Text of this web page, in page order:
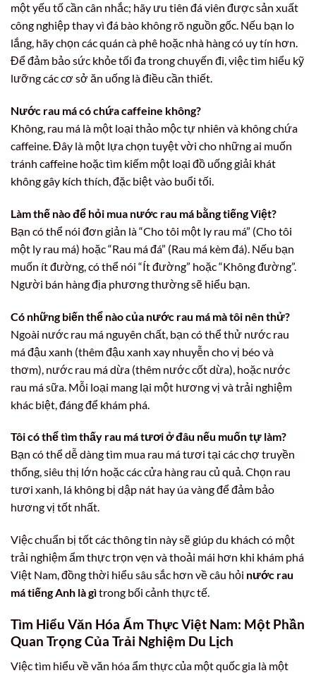
một yếu tố cần cân nhắc; hãy ưu tiên đá viên được sản xuất
công nghiệp thay vì đá bào không rõ nguồn gốc. Nếu bạn lo
lắng, hãy chọn các quán cà phê hoặc nhà hàng có uy tín hơn.
Để đảm bảo sức khỏe tối đa trong chuyến đi, việc tìm hiểu kỹ
lưỡng các cơ sở ăn uống là điều cần thiết.
Nước rau má có chứa caffeine không?
Không, rau má là một loại thảo mộc tự nhiên và không chứa
caffeine. Đây là một lựa chọn tuyệt vời cho những ai muốn
tránh caffeine hoặc tìm kiếm một loại đồ uống giải khát
không gây kích thích, đặc biệt vào buổi tối.
Làm thế nào để hỏi mua nước rau má bằng tiếng Việt?
Bạn có thể nói đơn giản là “Cho tôi một ly rau má” (Cho tôi
một ly rau má) hoặc “Rau má đá” (Rau má kèm đá). Nếu bạn
muốn ít đường, có thể nói “Ít đường” hoặc “Không đường”.
Người bán hàng địa phương thường sẽ hiểu bạn.
Có những biến thể nào của nước rau má mà tôi nên thử?
Ngoài nước rau má nguyên chất, bạn có thể thử nước rau
má đậu xanh (thêm đậu xanh xay nhuyễn cho vị béo và
thơm), nước rau má dừa (thêm nước cốt dừa), hoặc nước
rau má sữa. Mỗi loại mang lại một hương vị và trải nghiệm
khác biệt, đáng để khám phá.
Tôi có thể tìm thấy rau má tươi ở đâu nếu muốn tự làm?
Bạn có thể dễ dàng tìm mua rau má tươi tại các chợ truyền
thống, siêu thị lớn hoặc các cửa hàng rau củ quả. Chọn rau
tươi xanh, lá không bị dập nát hay úa vàng để đảm bảo
hương vị tốt nhất.
Việc chuẩn bị tốt các thông tin này sẽ giúp du khách có một
trải nghiệm ẩm thực trọn vẹn và thoải mái hơn khi khám phá
Việt Nam, đồng thời hiểu sâu sắc hơn về câu hỏi nước rau
má tiếng Anh là gìtrong bối cảnh thực tế.
Tìm Hiểu Văn Hóa Ẩm Thực Việt Nam: Một Phần
Quan Trọng Của Trải Nghiệm Du Lịch
Việc tìm hiểu về văn hóa ẩm thực của một quốc gia là một